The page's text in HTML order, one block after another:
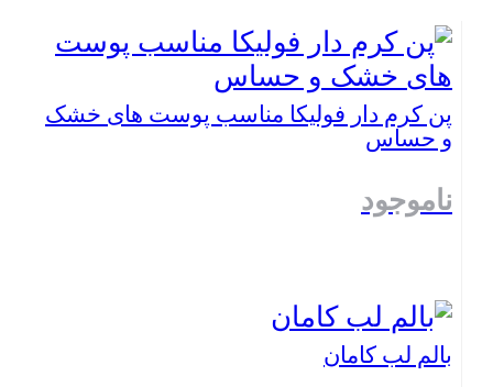
پن کرم دار فولیکا مناسب پوست های خشک
و حساس
ناموجود
بستن
بالم لب کامان